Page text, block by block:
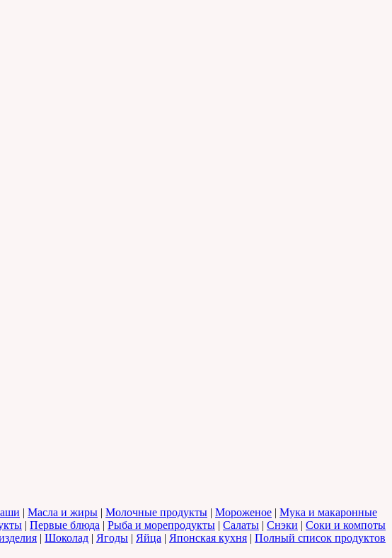
| Масла и жиры | Молочные продукты | Мороженое | Мука и макаронные
| Первые блюда | Рыба и морепродукты | Салаты | Снэки | Соки и компоты
| Шоколад | Ягоды | Яйца | Японская кухня | Полный список продуктов